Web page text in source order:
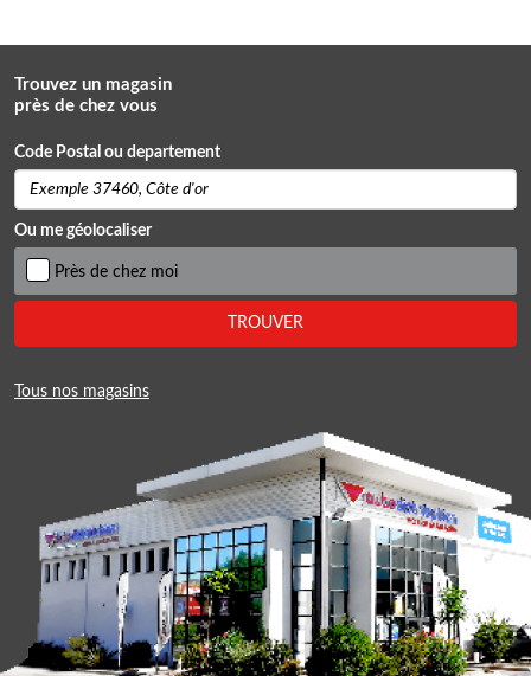
Trouvez un magasin
près de chez vous
Code Postal ou departement
Ou me géolocaliser
Près de chez moi
TROUVER
Tous nos magasins